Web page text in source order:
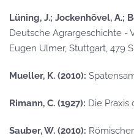
Lüning, J.; Jockenhövel, A.;
Deutsche Agrargeschichte -
Eugen Ulmer, Stuttgart, 479 S.
Mueller, K. (2010):
Rimann, C. (1927): Die Praxis
Sauber, W. (2010):